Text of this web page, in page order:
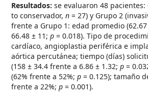
Resultados: se evaluaron 48
to conservador, n = 27) y Grupo 2
frente a Grupo 1: edad promedio
66.48 ± 11; p = 0.018). Tipo de
cardíaco, angioplastia periférica e
aórtica percutánea; tiempo (días)
(158 ± 34.4 frente a 6.86 ± 1.32; p =
(62% frente a 52%; p = 0.125); tamaño
frente a 22%; p = 0.001).